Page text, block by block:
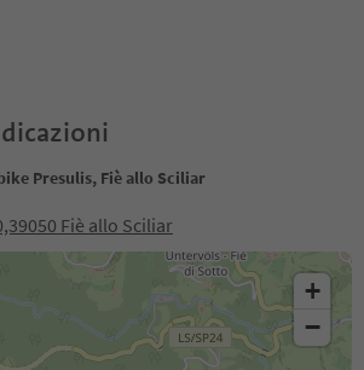
Presulis, Fiè allo Sciliar
Fiè allo Sciliar
+
−